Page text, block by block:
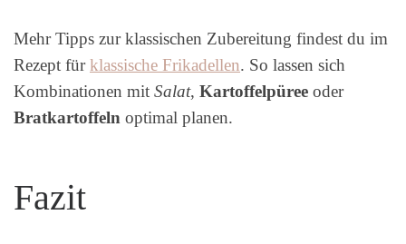
Mehr Tipps zur klassischen Zubereitung findest du im
Rezept fürklassische Frikadellen. So lassen sich
Kombinationen mit Salat, Kartoffelpüree oder
Bratkartoffeln optimal planen.
Fazit